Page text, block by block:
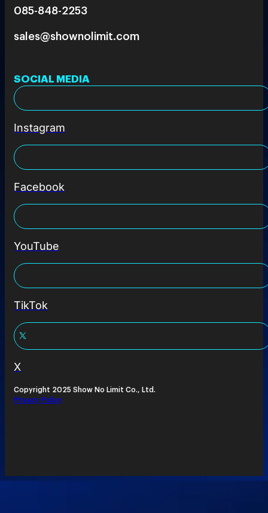
085-848-2253
sales@shownolimit.com
SOCIAL MEDIA
Instagram
Facebook
YouTube
TikTok
X
Copyright 2025 Show No Limit Co., Ltd.
Privacy Policy